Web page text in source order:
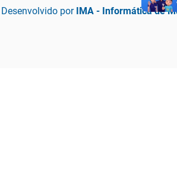
Desenvolvido por IMA - Informática de